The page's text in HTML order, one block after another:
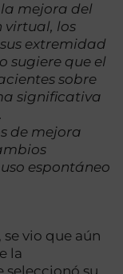
la mejora del
virtual, los
extremidad
sugiere que el
sobre
significativa
de mejora
espontáneo
se vio que aún
la